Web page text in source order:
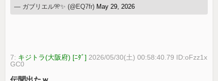
— ガブリエル🎌✨ (@EQ7fr) May 29, 2026
7: キジトラ(大阪府) [ﾆﾀﾞ] 2026/05/30(土) 00:58:40.79 ID:oFzz1x
GC0